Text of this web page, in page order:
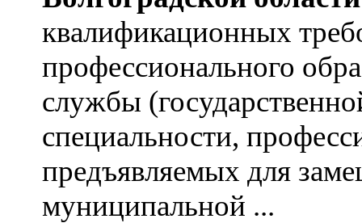
квалификационных
профессионального
службы
специальности,
предъявляемых для
муниципальной ...